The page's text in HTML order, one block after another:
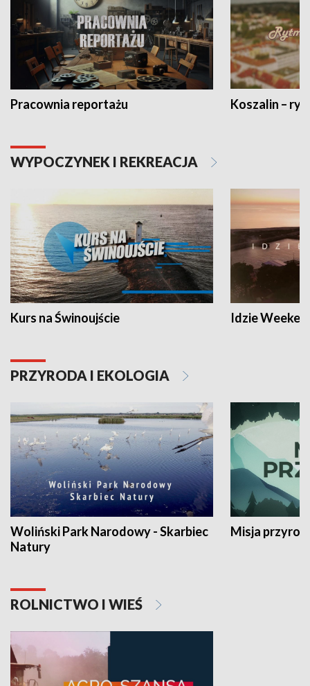
Pracownia reportażu Koszalin –
WYPOCZYNEK I REKREACJA
Kurs na Świnoujście Idzie
PRZYRODA I EKOLOGIA
Woliński Park Narodowy - Skarbiec
Natury
Misja
ROLNICTWO I WIEŚ